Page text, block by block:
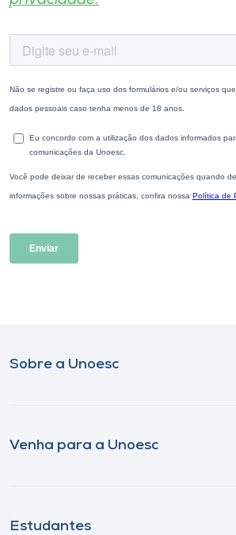
Sobre a Unoesc
Venha para a Unoesc
Estudantes